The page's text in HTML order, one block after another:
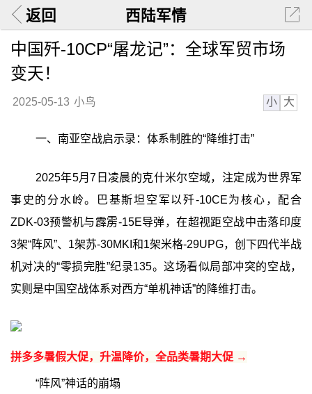
返回 西陆军情
中国歼-10CP“屠龙记”：全球军贸市场
变天！
2025-05-13 小鸟 小 大
一、南亚空战启示录：体系制胜的“降维打击”
2025年5月7日凌晨的克什米尔空域，注定成为世界军
事史的分水岭。巴基斯坦空军以歼-10CE为核心，配合
ZDK-03预警机与霹雳-15E导弹，在超视距空战中击落印度
3架“阵风”、1架苏-30MKI和1架米格-29UPG，创下四代半战
机对决的“零损完胜”纪录135。这场看似局部冲突的空战，
实则是中国空战体系对西方“单机神话”的降维打击。
拼多多暑假大促，升温降价，全品类暑期大促 →
“阵风”神话的崩塌